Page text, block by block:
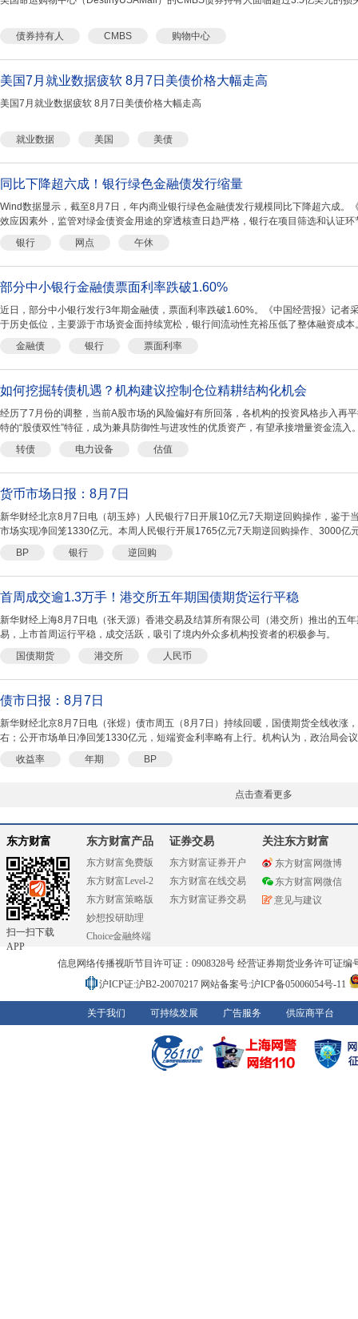
债券持有人 CMBS 购物中心
美国7月就业数据疲软 8月7日美债价格大幅走高
美国7月就业数据疲软 8月7日美债价格大幅走高
就业数据 美国 美债
同比下降超六成！银行绿色金融债发行缩量
Wind数据显示，截至8月7日，年内商业银行绿色金融债发行规模同比下降超六成。
效应因素外，监管对绿金债资金用途的穿透核查日趋严格，银行在项目筛选和认证环
银行
网点 午休
部分中小银行金融债票面利率跌破1.60%
近日，部分中小银行发行3年期金融债，票面利率跌破1.60%。《中国经营报》记者
于历史低位，主要源于市场资金面持续宽松，银行间流动性充裕压低了整体融资成
金融债
银行 票面利率
如何挖掘转债机遇？机构建议控制仓位精耕结构化机会
经历了7月份的调整，当前A股市场的风险偏好有所回落，各机构的投资风格步入再
特的“股债双性”特征，成为兼具防御性与进攻性的优质资产，有望承接增量资金流入
转债
电力设备 估值
货币市场日报：8月7日
新华财经北京8月7日电（胡玉婷）人民银行7日开展10亿元7天期逆回购操作，鉴于
市场实现净回笼1330亿元。本周人民银行开展1765亿元7天期逆回购操作、3000亿
BP
银行 逆回购
首周成交逾1.3万手！港交所五年期国债期货运行平稳
新华财经上海8月7日电（张天源）香港交易及结算所有限公司（港交所）推出的五
易，上市首周运行平稳，成交活跃，吸引了境内外众多机构投资者的积极参与。
国债期货
港交所 人民币
债市日报：8月7日
新华财经北京8月7日电（张煜）债市周五（8月7日）持续回暖，国债期货全线收涨
右；公开市场单日净回笼1330亿元，短端资金利率略有上行。机构认为，政治局会
收益率
年期 BP
点击查看更多
东方财富
扫一扫下载
APP
东方财富产品
东方财富免费版
东方财富Level-2
东方财富策略版
妙想投研助理
Choice金融终端
证券交易
东方财富证券开户
东方财富在线交易
东方财富证券交易
关注东方财富
东方财富网微博
东方财富网微信
意见与建议
信息网络传播视听节目许可证：0908328号 经营证券期货业务许可证编
沪ICP证:沪B2-20070217 网站备案号:沪ICP备05006054号-11
关于我们 可持续发展 广告服务 供应商平台